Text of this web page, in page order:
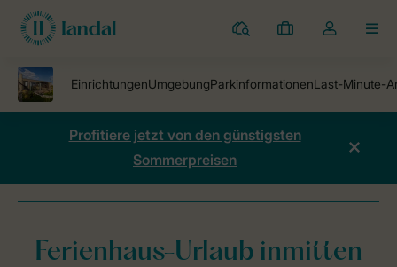
Ferienparks
Meine
Dropdown-
öffnen
Profitiere jetzt von den günstigsten
Sommerpreisen
Ferienhaus-Urlaub inmitten